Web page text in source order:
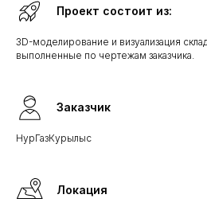
Проект состоит из:
3D-моделирование и визуализация
выполненные по чертежам заказчика.
Заказчик
НурГазКурылыс
Локация